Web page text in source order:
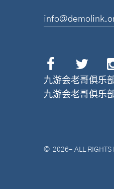
九游会老哥俱乐
九游会老哥俱乐
© 2026- ALL RIGHTS